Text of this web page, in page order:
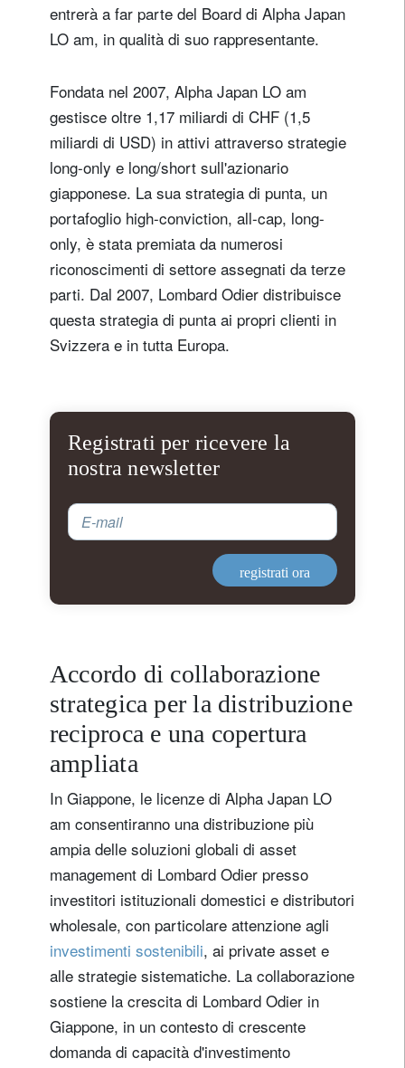
entrerà a far parte del Board di Alpha Japan
LO am, in qualità di suo rappresentante.
Fondata nel 2007, Alpha Japan LO am
gestisce oltre 1,17 miliardi di CHF (1,5
miliardi di USD) in attivi attraverso strategie
long-only e long/short sull'azionario
giapponese. La sua strategia di punta, un
portafoglio high-conviction, all-cap, long-
only, è stata premiata da numerosi
riconoscimenti di settore assegnati da terze
parti. Dal 2007, Lombard Odier distribuisce
questa strategia di punta ai propri clienti in
Svizzera e in tutta Europa.
Registrati per ricevere la
nostra newsletter
E-mail
registrati ora
Accordo di collaborazione
strategica per la distribuzione
reciproca e una copertura
ampliata
In Giappone, le licenze di Alpha Japan LO
am consentiranno una distribuzione più
ampia delle soluzioni globali di asset
management di Lombard Odier presso
investitori istituzionali domestici e distributori
wholesale, con particolare attenzione agli
investimenti sostenibili, ai private asset e
alle strategie sistematiche. La collaborazione
sostiene la crescita di Lombard Odier in
Giappone, in un contesto di crescente
domanda di capacità d'investimento